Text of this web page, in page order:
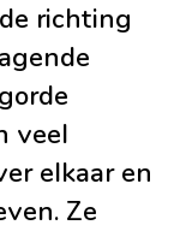
richting
veel
elkaar en
Ze